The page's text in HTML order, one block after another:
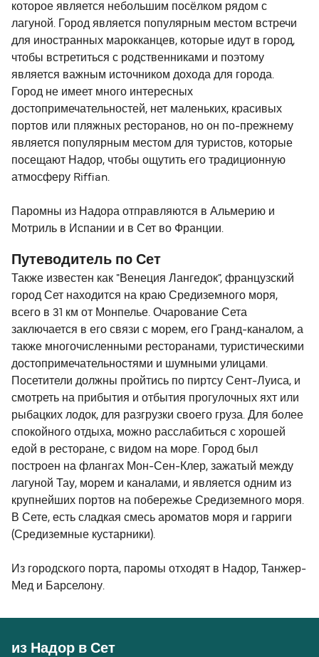
которое является небольшим посёлком рядом с
лагуной. Город является популярным местом встречи
для иностранных марокканцев, которые идут в город,
чтобы встретиться с родственниками и поэтому
является важным источником дохода для города.
Город не имеет много интересных
достопримечательностей, нет маленьких, красивых
портов или пляжных ресторанов, но он по-прежнему
является популярным местом для туристов, которые
посещают Надор, чтобы ощутить его традиционную
атмосферу Riffian.
Паромны из Надора отправляются в Альмерию и
Мотриль в Испании и в Сет во Франции.
Путеводитель по Сет
Также известен как "Венеция Лангедок", французский
город Сет находится на краю Средиземного моря,
всего в 31 км от Монпелье. Очарование Сета
заключается в его связи с морем, его Гранд-каналом, а
также многочисленными ресторанами, туристическими
достопримечательностями и шумными улицами.
Посетители должны пройтись по пиртсу Сент-Луиса, и
смотреть на прибытия и отбытия прогулочных яхт или
рыбацких лодок, для разгрузки своего груза. Для более
спокойного отдыха, можно расслабиться с хорошей
едой в ресторане, с видом на море. Город был
построен на флангах Мон-Сен-Клер, зажатый между
лагуной Тау, морем и каналами, и является одним из
крупнейших портов на побережье Средиземного моря.
В Сете, есть сладкая смесь ароматов моря и гарриги
(Средиземные кустарники).
Из городского порта, паромы отходят в Надор, Танжер-
Мед и Барселону.
из Надор в Сет